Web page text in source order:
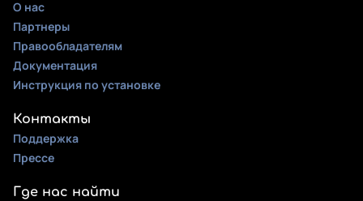
О нас
Партнеры
Правообладателям
Документация
Инструкция по установке
Контакты
Поддержка
Прессе
Где нас найти